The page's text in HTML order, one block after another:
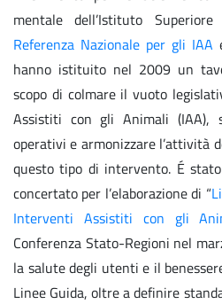
mentale dell’Istituto
Referenza Nazionale per gli IAA
hanno istituito nel 2009 un
scopo di colmare il vuoto
Assistiti con gli Animali (IAA),
operativi e armonizzare l’attività
questo tipo di intervento. É
concertato per l’elaborazione di “
Interventi Assistiti con gli
Conferenza Stato-Regioni nel
la salute degli utenti e il
Linee Guida, oltre a definire